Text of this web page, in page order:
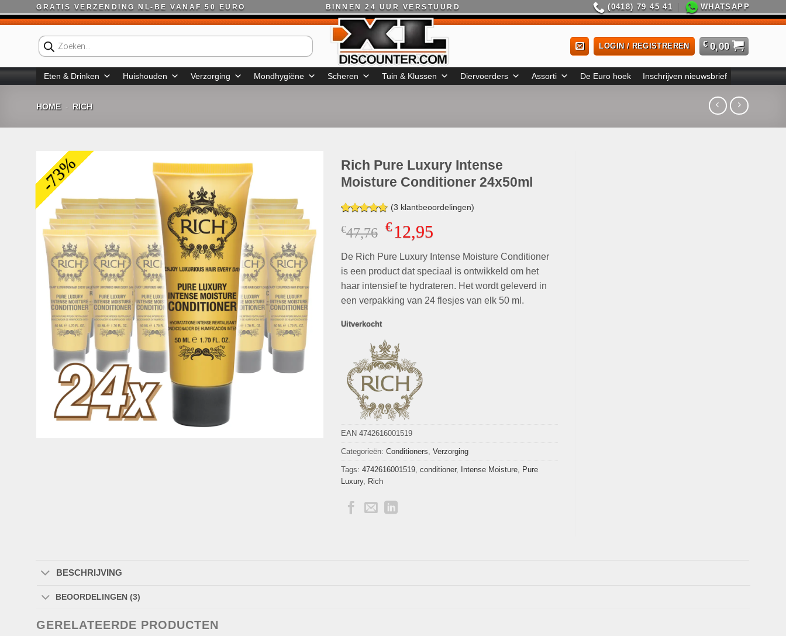
naar
GRATIS VERZENDING NL-BE VANAF 50 EURO BINNEN 24 UUR VERSTUURD (0418) 79 45 41 WHATSAPP
Producten
zoeken
LOGIN / REGISTREREN € 0,00
Eten & Drinken Huishouden Verzorging Mondhygiëne Scheren Tuin & Klussen Diervoerders Assorti De Euro hoek Inschrijven nieuwsbrief
HOME - RICH
-73%
Rich Pure Luxury Intense
Moisture Conditioner 24x50ml
Gewaardeerd
4.67op 5
gebaseerd
waarderingen
(3 klantbeoordelingen)
€47,76 Oorspronkelijke
was:
€47,76.
€12,95Huidige
is:
€12,95.
De Rich Pure Luxury Intense Moisture Conditioner
is een product dat speciaal is ontwikkeld om het
haar intensief te hydrateren. Het wordt geleverd in
een verpakking van 24 flesjes van elk 50 ml.
Uitverkocht
EAN 4742616001519
Categorieën: Conditioners, Verzorging
Tags: 4742616001519, conditioner, Intense Moisture, Pure
Luxury, Rich
BESCHRIJVING
BEOORDELINGEN (3)
GERELATEERDE PRODUCTEN